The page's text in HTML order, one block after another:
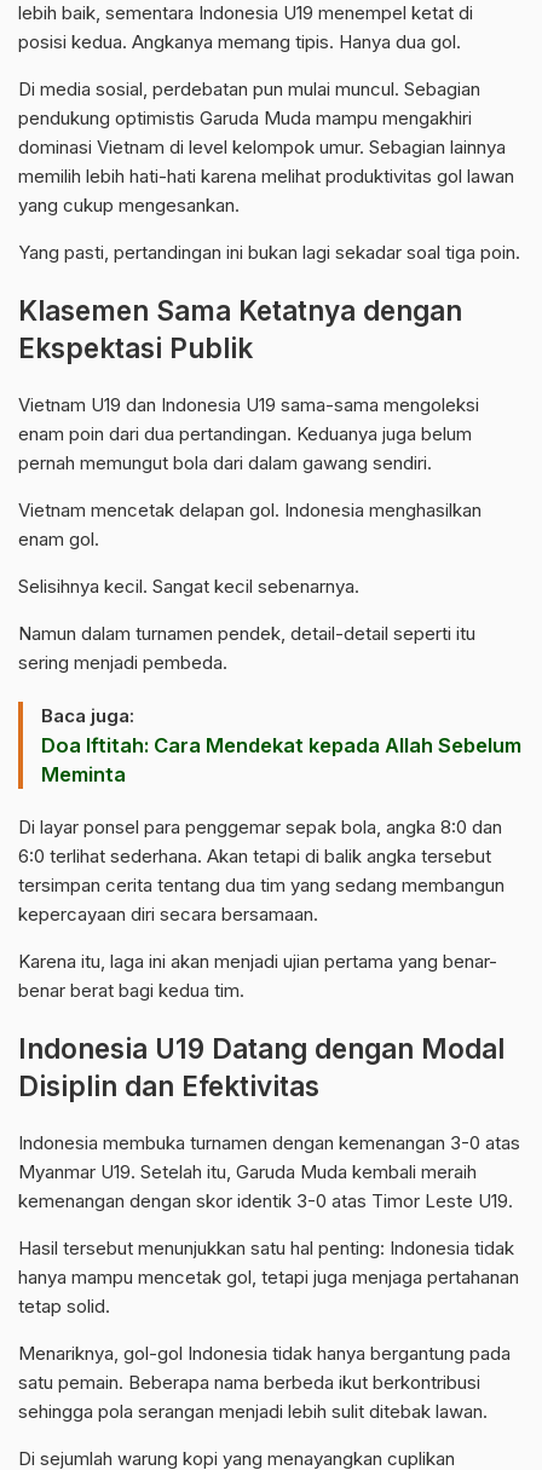
lebih baik, sementara Indonesia U19 menempel ketat di
posisi kedua. Angkanya memang tipis. Hanya dua gol.
Di media sosial, perdebatan pun mulai muncul. Sebagian
pendukung optimistis Garuda Muda mampu mengakhiri
dominasi Vietnam di level kelompok umur. Sebagian lainnya
memilih lebih hati-hati karena melihat produktivitas gol lawan
yang cukup mengesankan.
Yang pasti, pertandingan ini bukan lagi sekadar soal tiga poin.
Klasemen Sama Ketatnya dengan
Ekspektasi Publik
Vietnam U19 dan Indonesia U19 sama-sama mengoleksi
enam poin dari dua pertandingan. Keduanya juga belum
pernah memungut bola dari dalam gawang sendiri.
Vietnam mencetak delapan gol. Indonesia menghasilkan
enam gol.
Selisihnya kecil. Sangat kecil sebenarnya.
Namun dalam turnamen pendek, detail-detail seperti itu
sering menjadi pembeda.
Baca juga:
Doa Iftitah: Cara Mendekat kepada Allah Sebelum
Meminta
Di layar ponsel para penggemar sepak bola, angka 8:0 dan
6:0 terlihat sederhana. Akan tetapi di balik angka tersebut
tersimpan cerita tentang dua tim yang sedang membangun
kepercayaan diri secara bersamaan.
Karena itu, laga ini akan menjadi ujian pertama yang benar-
benar berat bagi kedua tim.
Indonesia U19 Datang dengan Modal
Disiplin dan Efektivitas
Indonesia membuka turnamen dengan kemenangan 3-0 atas
Myanmar U19. Setelah itu, Garuda Muda kembali meraih
kemenangan dengan skor identik 3-0 atas Timor Leste U19.
Hasil tersebut menunjukkan satu hal penting: Indonesia tidak
hanya mampu mencetak gol, tetapi juga menjaga pertahanan
tetap solid.
Menariknya, gol-gol Indonesia tidak hanya bergantung pada
satu pemain. Beberapa nama berbeda ikut berkontribusi
sehingga pola serangan menjadi lebih sulit ditebak lawan.
Di sejumlah warung kopi yang menayangkan cuplikan